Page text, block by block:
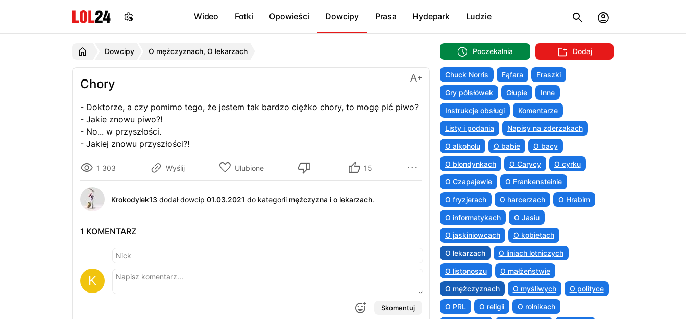
Wideo Fotki Opowieści Dowcipy Prasa Hydepark Ludzie
Dowcipy O mężczyznach, O lekarzach
Chory
- Doktorze, a czy pomimo tego, że jestem tak bardzo ciężko chory, to mogę pić piwo?
- Jakie znowu piwo?!
- No... w przyszłości.
- Jakiej znowu przyszłości?!
1 303 Wyślij Ulubione 15
Krokodylek13 dodał dowcip01.03.2021 do kategorii mężczyzna i o lekarzach.
1 KOMENTARZ
Skomentuj
Poczekalnia Dodaj
Chuck Norris Fąfara Fraszki
Gry półsłówek Głupie Inne
Instrukcje obsługi Komentarze
Listy i podania Napisy na zderzakach
O alkoholu O babie O bacy
O blondynkach O Carycy O cyrku
O Czapajewie O Frankensteinie
O fryzjerach O harcerzach O Hrabim
O informatykach O Jasiu
O jaskiniowcach O kobietach
O lekarzach O liniach lotniczych
O listonoszu O małżeństwie
O mężczyznach O myśliwych O polityce
O PRL O religii O rolnikach